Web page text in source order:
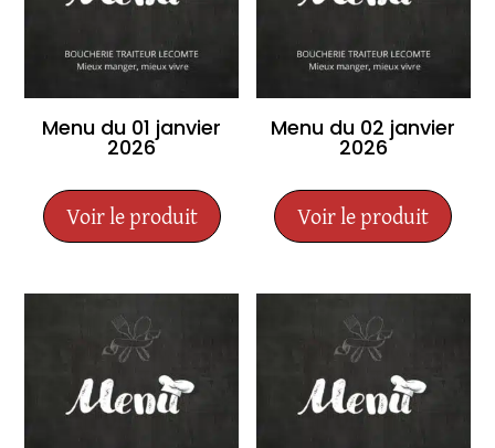
Menu du 01 janvier
2026
Voir le produit
Menu du 02 janvier
2026
Voir le produit